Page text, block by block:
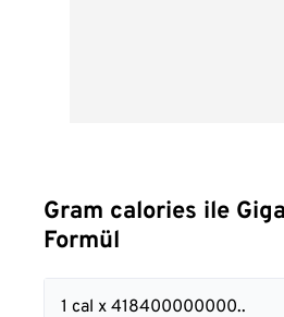
Gram calories ile
Formül
1 cal x 418400000000..